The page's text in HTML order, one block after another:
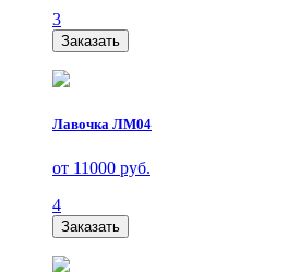
3
Заказать
Лавочка ЛМ04
от 11000 руб.
4
Заказать